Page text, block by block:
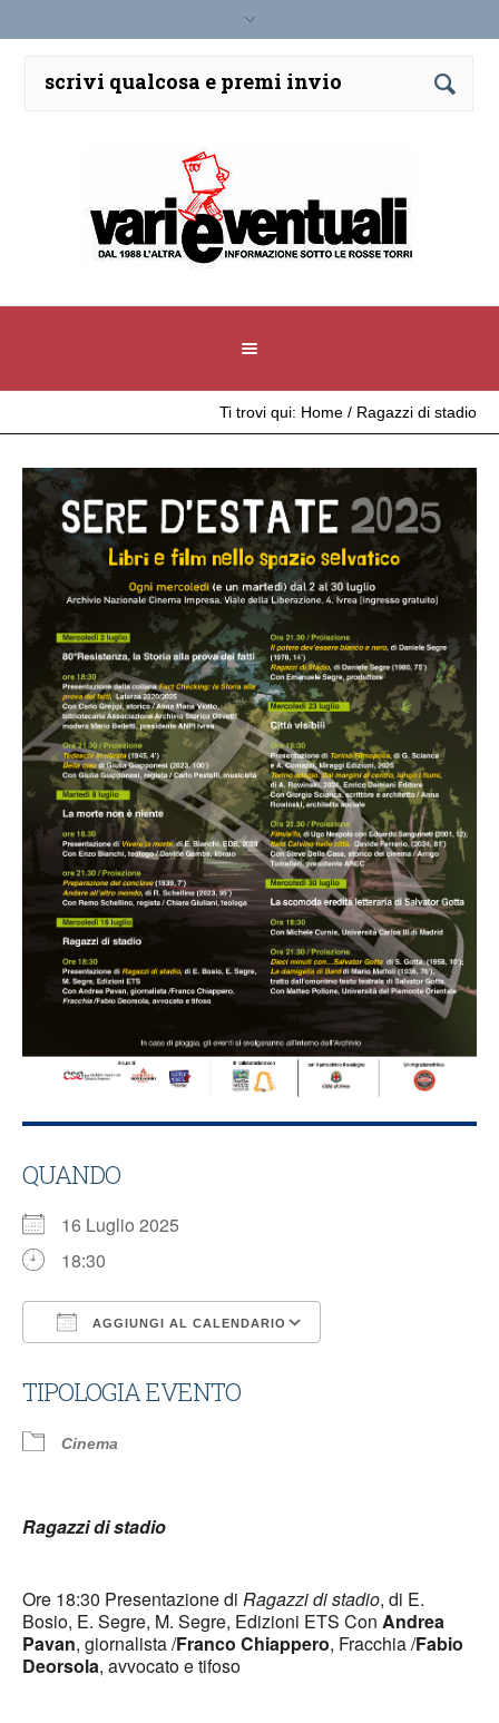
Ti trovi qui: Home / Ragazzi di stadio
QUANDO
16 Luglio 2025
18:30
AGGIUNGI AL CALENDARIO
TIPOLOGIA EVENTO
Cinema
Ragazzi di stadio
Ore 18:30 Presentazione di Ragazzi di stadio, di E.
Bosio, E. Segre, M. Segre, Edizioni ETS Con Andrea
Pavan, giornalista /Franco Chiappero, Fracchia /Fabio
Deorsola, avvocato e tifoso